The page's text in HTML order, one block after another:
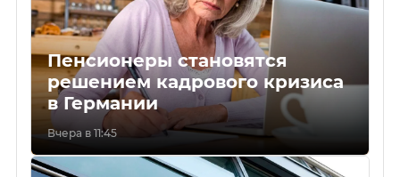
Пенсионеры становятся
решением кадрового кризиса
в Германии
Вчера в 11:45